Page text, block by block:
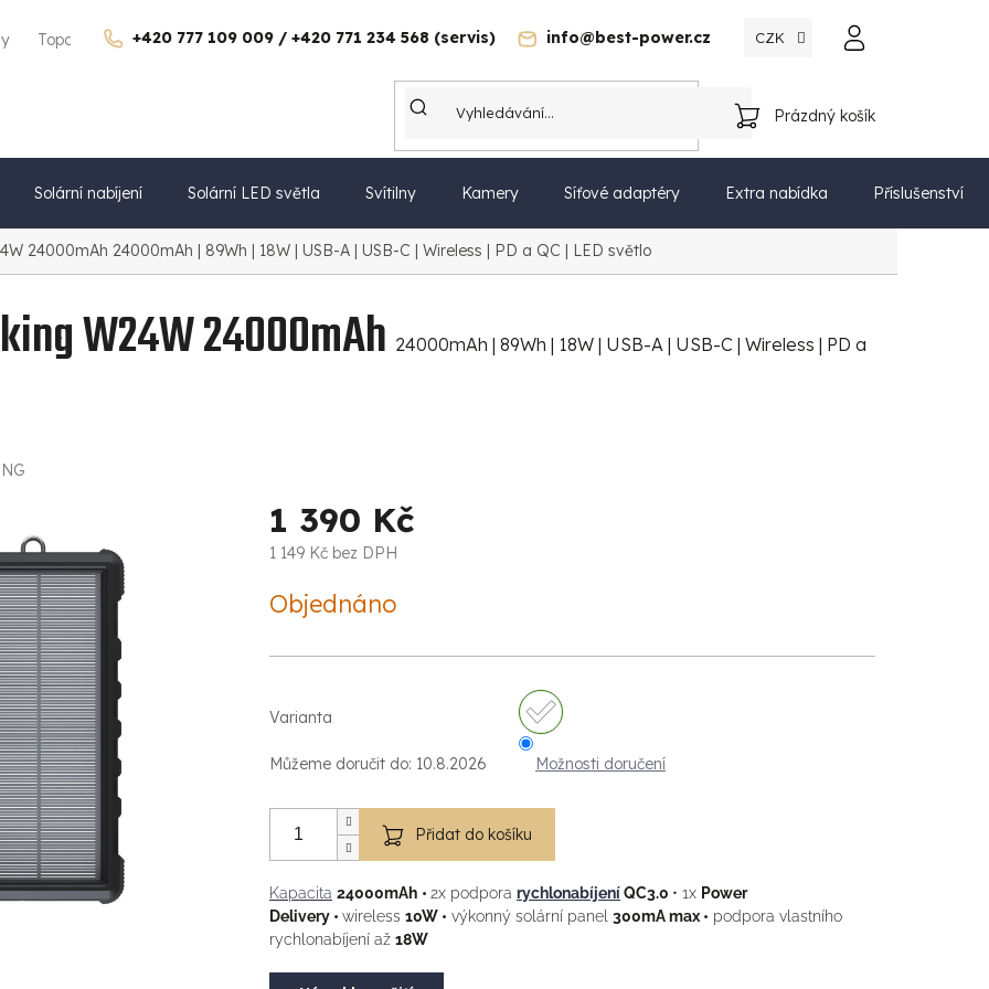
+420 777 109 009 / +420 771 234 568 (servis) info@best-power.cz
Topdon Česko Kontakty Kariéra Dárkové poukazy Katalog CZK
NÁKUPNÍ
KOŠÍK
Prázdný košík
Solární nabíjení Solární LED světla Svítilny Kamery Síťové adaptéry Extra nabídka Příslušenství
24000mAh 24000mAh | 89Wh | 18W | USB-A | USB-C | Wireless | PD a QC | LED světlo
W24W 24000mAh 24000mAh | 89Wh | 18W | USB-A | USB-C | Wireless | PD a
1 390 Kč
1 149 Kč bez DPH
cena:
Objednáno
Varianta
Můžeme doručit do: 10.8.2026 Možnosti doručení
Přidat do košíku
Kapacita 24000mAh • 2x podpora rychlonabíjeníQC3.0 • 1x Power
Delivery • wireless 10W • výkonný solární panel 300mA max • podpora vlastního
rychlonabíjení až 18W